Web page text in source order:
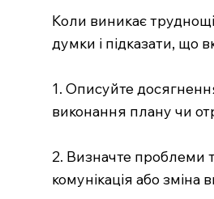
Коли виникає
думки і підказати, що
1. Описуйте
виконання плану чи
2. Визначте проблеми
комунікація або зміна